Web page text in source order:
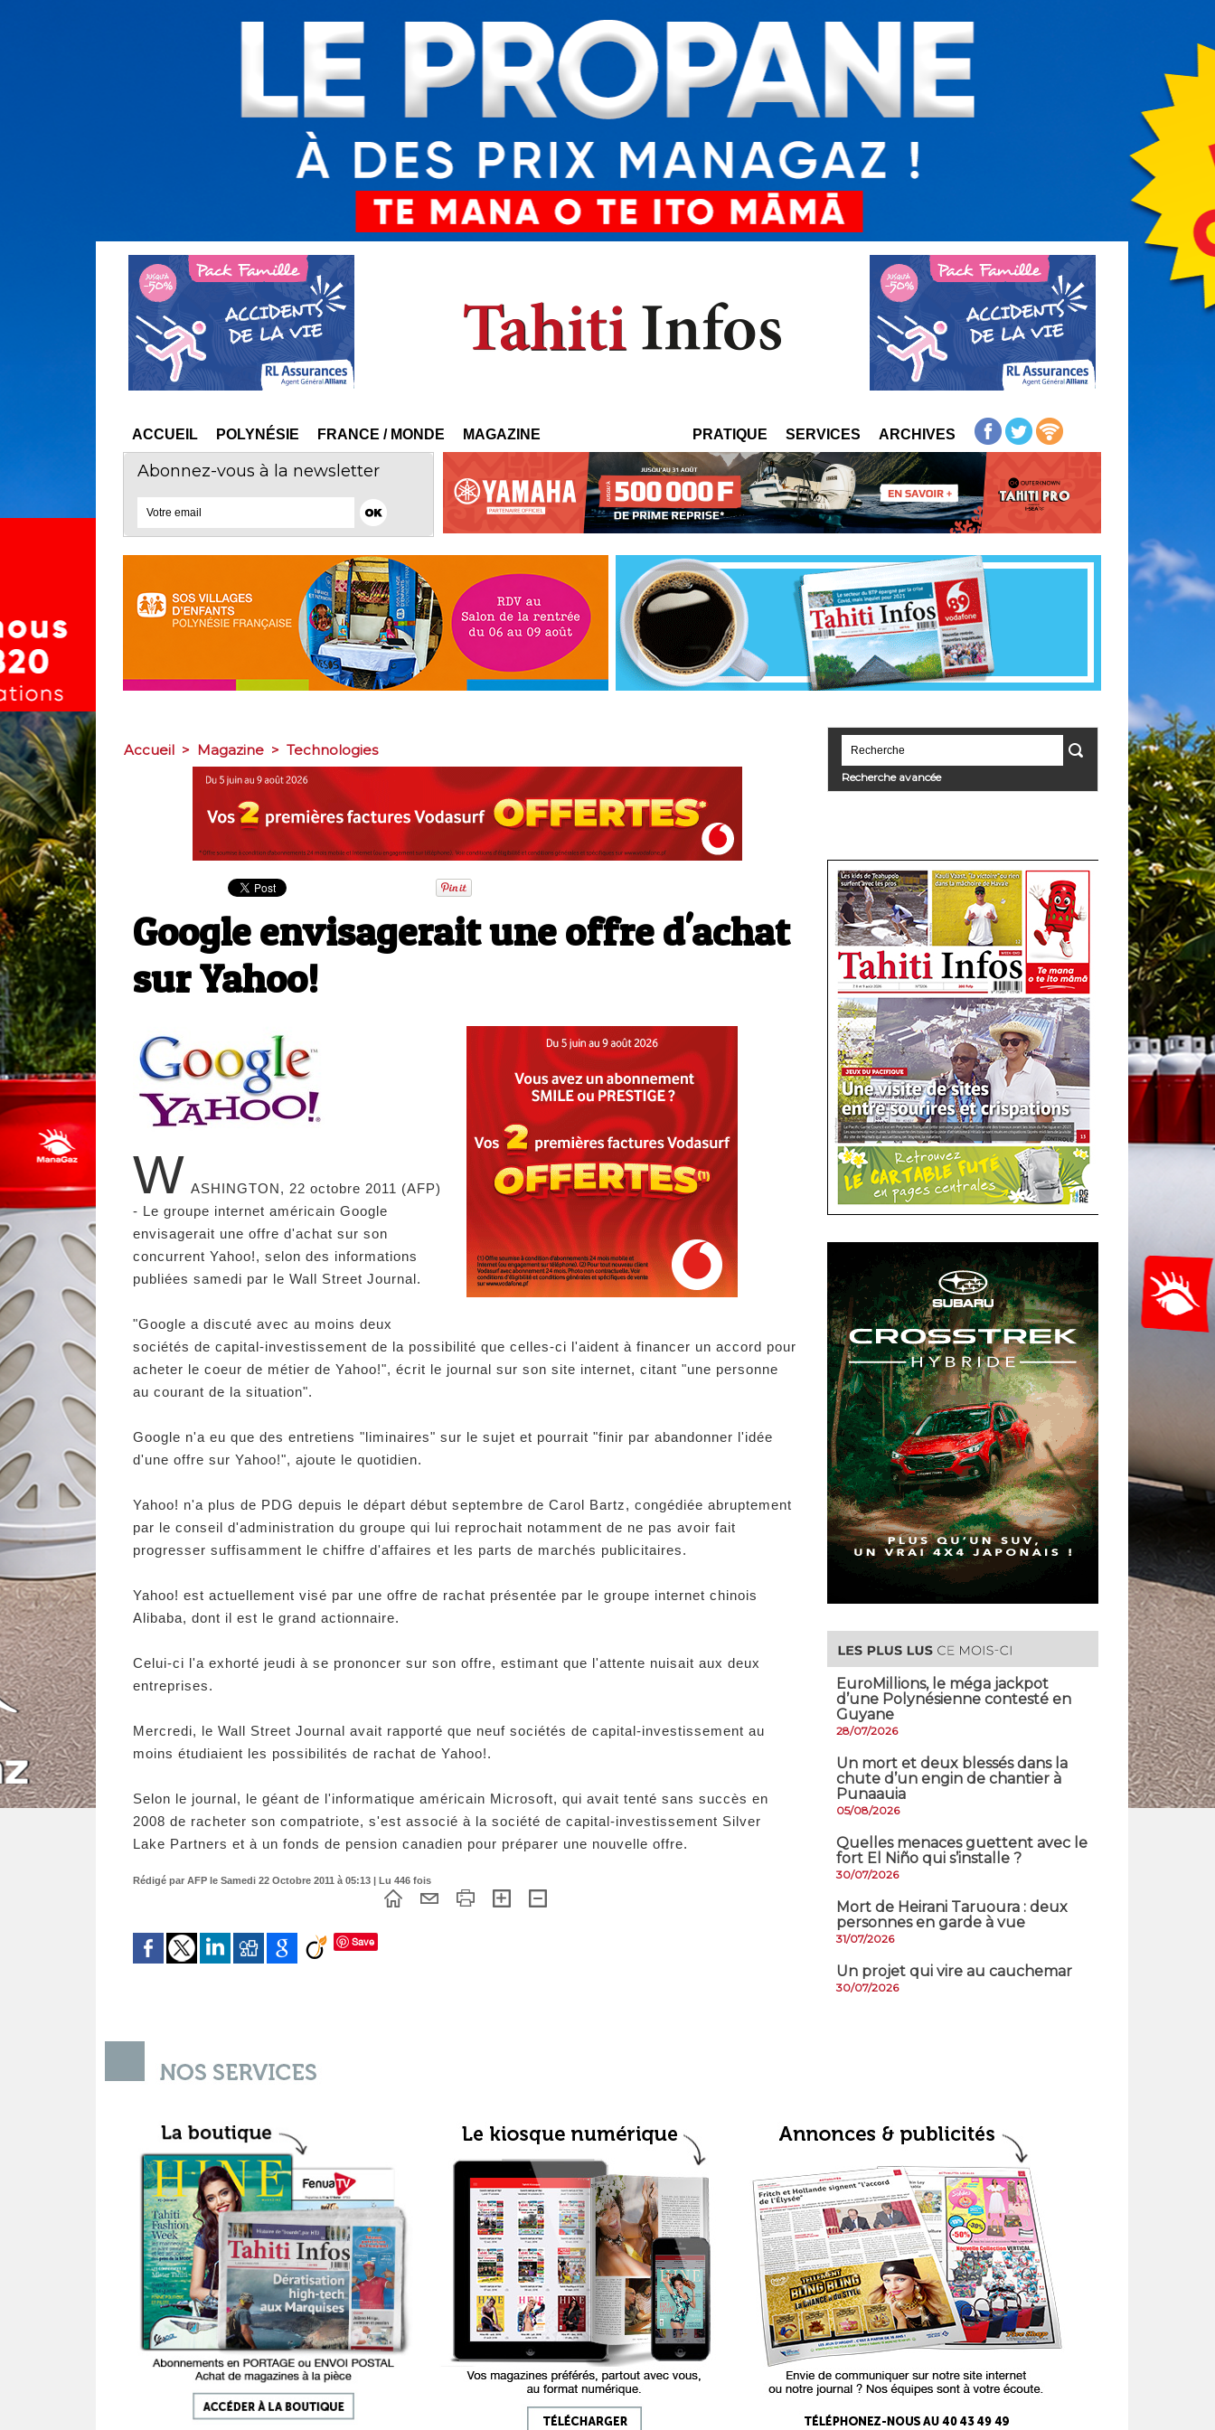
ACCUEIL POLYNÉSIE FRANCE / MONDE MAGAZINE PRATIQUE SERVICES ARCHIVES
Abonnez-vous à la newsletter
Accueil > Magazine > Technologies
Google envisagerait une offre d'achat
sur Yahoo!
W ASHINGTON, 22 octobre 2011 (AFP)
- Le groupe internet américain Google
envisagerait une offre d'achat sur son
concurrent Yahoo!, selon des informations
publiées samedi par le Wall Street Journal.
"Google a discuté avec au moins deux
sociétés de capital-investissement de la possibilité que celles-ci l'aident à financer un accord pour
acheter le coeur de métier de Yahoo!", écrit le journal sur son site internet, citant "une personne
au courant de la situation".
Google n'a eu que des entretiens "liminaires" sur le sujet et pourrait "finir par abandonner l'idée
d'une offre sur Yahoo!", ajoute le quotidien.
Yahoo! n'a plus de PDG depuis le départ début septembre de Carol Bartz, congédiée abruptement
par le conseil d'administration du groupe qui lui reprochait notamment de ne pas avoir fait
progresser suffisamment le chiffre d'affaires et les parts de marchés publicitaires.
Yahoo! est actuellement visé par une offre de rachat présentée par le groupe internet chinois
Alibaba, dont il est le grand actionnaire.
Celui-ci l'a exhorté jeudi à se prononcer sur son offre, estimant que l'attente nuisait aux deux
entreprises.
Mercredi, le Wall Street Journal avait rapporté que neuf sociétés de capital-investissement au
moins étudiaient les possibilités de rachat de Yahoo!.
Selon le journal, le géant de l'informatique américain Microsoft, qui avait tenté sans succès en
2008 de racheter son compatriote, s'est associé à la société de capital-investissement Silver
Lake Partners et à un fonds de pension canadien pour préparer une nouvelle offre.
Rédigé par AFP le Samedi 22 Octobre 2011 à 05:13 | Lu 446 fois
Save
Recherche avancée
EuroMillions, ​le méga jackpot
d’une Polynésienne contesté en
Guyane
28/07/2026
​Un mort et deux blessés dans la
chute d’un engin de chantier à
Punaauia
05/08/2026
Quelles menaces guettent avec le
fort El Niño qui s’installe ?
30/07/2026
Mort de Heirani Taruoura : deux
personnes en garde à vue
31/07/2026
Un projet qui vire au cauchemar
30/07/2026